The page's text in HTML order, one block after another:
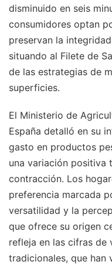
disminuido en seis
consumidores optan
preservan la
situando al Filete de
de las estrategias de
superficies.
El Ministerio de
España detalló en su
gasto en productos
una variación positiva
contracción. Los
preferencia marcada
versatilidad y la
que ofrece su origen
refleja en las cifras de
tradicionales, que han